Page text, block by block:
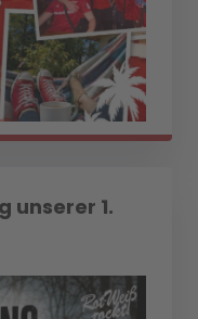
unserer 1.